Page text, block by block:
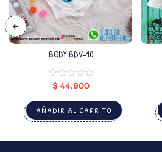
BODY BDV-10
$44.900
AÑADIR AL CARRITO